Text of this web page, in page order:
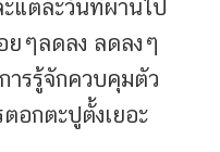
แต่ละวันที่ผ่านไป
ยๆลดลง ลดลงๆ
ารรู้จักควบคุมตัว
ตอกตะปูตั้งเยอะ